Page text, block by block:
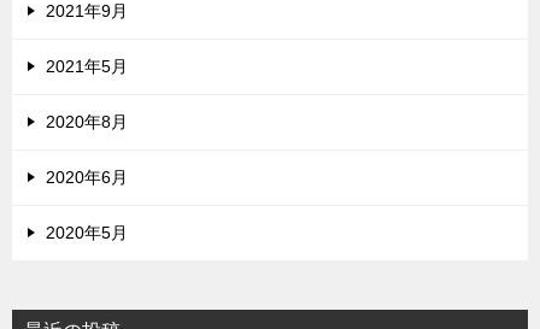
2021年9月
2021年5月
2020年8月
2020年6月
2020年5月